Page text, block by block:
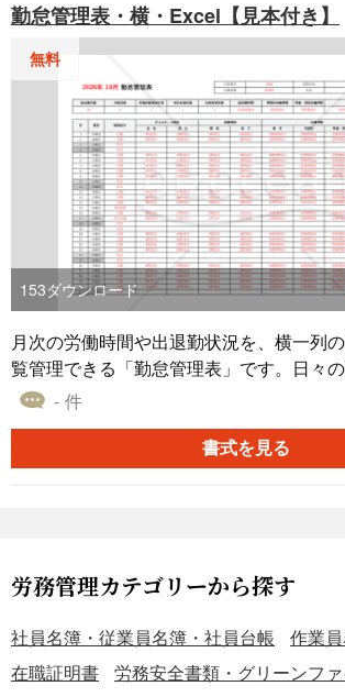
に、会社へ正式に届け出るための社内申請書で
プレートの利用シーン ＜社員の転居・引越し時の届け出に
＞ 社員が引越しをした際に、住所情報を正式に会社へ報告
する基本書式として利用できます。 ＜通
見直しに＞ 新住所に基づく通勤経路を記録することで、通
勤手当の再計算や精算手続きに直接活用
事・労務管理（社会保険・税務対応）に＞ 住所情報は社
保険・税務・各種通知に必要となるため
の基礎資料として使用されます。 ■利用・作成時のポイン
号は誤記防止のため二重確認。 ＜通勤経
機関・路線・区間・片道運賃・所要時間
続の分離＞ 通勤届や扶養変更等は別様式
明確化。 ■テンプレートの利用メリット ＜記入漏れ防止の
構成＞ 必要項目を網羅し、チェックボッ
化。提出時の差戻しを抑制できます。 ＜
ト＞ Word等で編集可能、無料で社内標準
＜見本付きで初めてでも安心＞ 記入例を
勤怠管理表・横・Excel【見本付き】
無料
153ダウンロード
月次の労働時間や出退勤状況を、横一列
覧管理できる「勤怠管理表」です。日々
務区分（出勤・有給・代休・休日出勤な
間や残業時間などを自動計算で算出する
■勤怠管理表とは 従業員ごとの出勤・退
間労働の抑制や、割増賃金の適正な計算、
取得管理にも直結します。 ■テンプレートの利用シーン ＜
月次勤怠の集計業務を効率化したいときに
情報、総就業時間や残業時間をまとめて
適しています。 ＜労務管理の精度を高め
- 件
書式を見る
労務管理カテゴリーから探す
社員名簿・従業員名簿・社員台帳
作業
在職証明書
労務安全書類・グリーンフ